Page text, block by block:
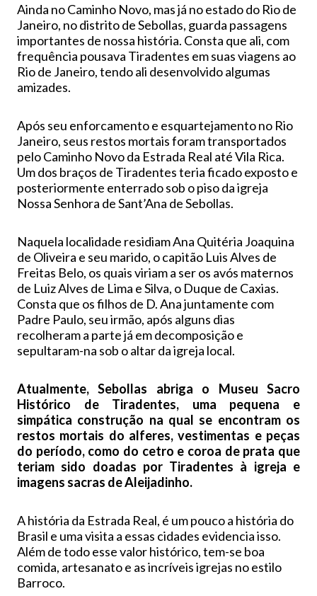
Ainda no Caminho Novo, mas já no estado do Rio de
Janeiro, no distrito de Sebollas, guarda passagens
importantes de nossa história. Consta que ali, com
frequência pousava Tiradentes em suas viagens ao
Rio de Janeiro, tendo ali desenvolvido algumas
amizades.
Após seu enforcamento e esquartejamento no Rio
Janeiro, seus restos mortais foram transportados
pelo Caminho Novo da Estrada Real até Vila Rica.
Um dos braços de Tiradentes teria ficado exposto e
posteriormente enterrado sob o piso da igreja
Nossa Senhora de Sant’Ana de Sebollas.
Naquela localidade residiam Ana Quitéria Joaquina
de Oliveira e seu marido, o capitão Luis Alves de
Freitas Belo, os quais viriam a ser os avós maternos
de Luiz Alves de Lima e Silva, o Duque de Caxias.
Consta que os filhos de D. Ana juntamente com
Padre Paulo, seu irmão, após alguns dias
recolheram a parte já em decomposição e
sepultaram-na sob o altar da igreja local.
Atualmente, Sebollas abriga o Museu Sacro
Histórico de Tiradentes, uma pequena e
simpática construção na qual se encontram os
restos mortais do alferes, vestimentas e peças
do período, como do cetro e coroa de prata que
teriam sido doadas por Tiradentes à igreja e
imagens sacras de Aleijadinho.
A história da Estrada Real, é um pouco a história do
Brasil e uma visita a essas cidades evidencia isso.
Além de todo esse valor histórico, tem-se boa
comida, artesanato e as incríveis igrejas no estilo
Barroco.